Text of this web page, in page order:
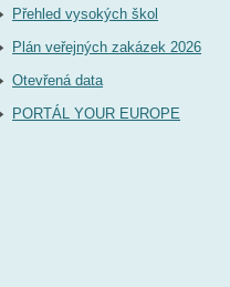
Přehled vysokých škol
Plán veřejných zakázek 2026
Otevřená data
PORTÁL YOUR EUROPE